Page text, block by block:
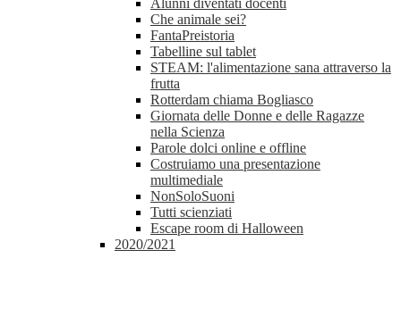
Alunni diventati docenti
Che animale sei?
FantaPreistoria
Tabelline sul tablet
STEAM: l'alimentazione sana attraverso la
frutta
Rotterdam chiama Bogliasco
Giornata delle Donne e delle Ragazze
nella Scienza
Parole dolci online e offline
Costruiamo una presentazione
multimediale
NonSoloSuoni
Tutti scienziati
Escape room di Halloween
2020/2021